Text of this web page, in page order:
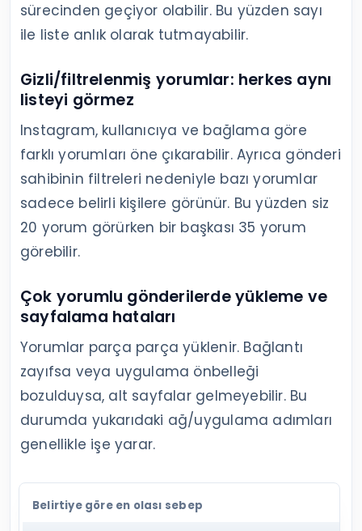
sürecinden geçiyor olabilir. Bu yüzden sayı
ile liste anlık olarak tutmayabilir.
Gizli/filtrelenmiş yorumlar: herkes aynı
listeyi görmez
Instagram, kullanıcıya ve bağlama göre
farklı yorumları öne çıkarabilir. Ayrıca gönderi
sahibinin filtreleri nedeniyle bazı yorumlar
sadece belirli kişilere görünür. Bu yüzden siz
20 yorum görürken bir başkası 35 yorum
görebilir.
Çok yorumlu gönderilerde yükleme ve
sayfalama hataları
Yorumlar parça parça yüklenir. Bağlantı
zayıfsa veya uygulama önbelleği
bozulduysa, alt sayfalar gelmeyebilir. Bu
durumda yukarıdaki ağ/uygulama adımları
genellikle işe yarar.
Belirtiye göre en olası sebep